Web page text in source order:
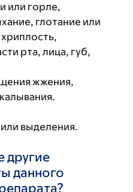
или горле,
глотание или
рта, лица, губ,
жжения,
выделения.
другие
данного